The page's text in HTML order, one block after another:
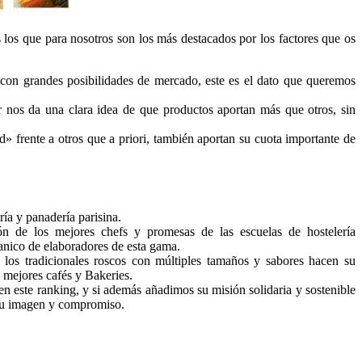
que para nosotros son los más destacados por los factores que os
grandes posibilidades de mercado, este es el dato que queremos
da una clara idea de que productos aportan más que otros, sin
frente a otros que a priori, también aportan su cuota importante de
y panadería parisina.
de los mejores chefs y promesas de las escuelas de hostelería
de elaboradores de esta gama.
tradicionales roscos con múltiples tamaños y sabores hacen su
cafés y Bakeries.
este ranking, y si además añadimos su misión solidaria y sostenible
imagen y compromiso.